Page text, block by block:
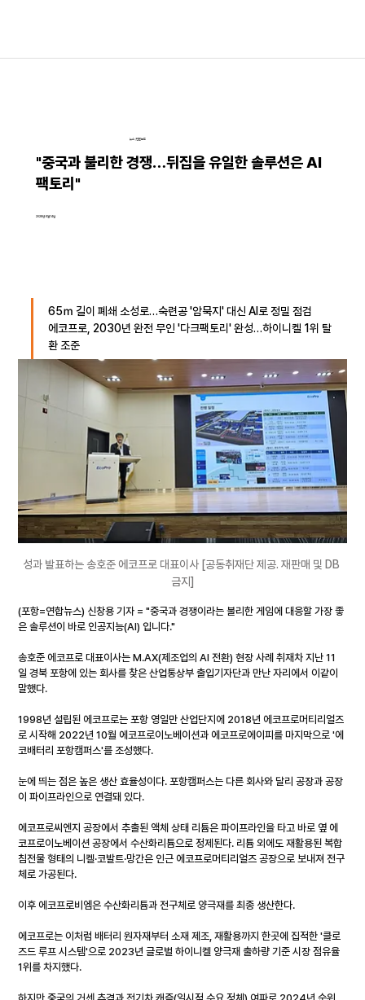
2026년 6월 14일
"중국과 불리한 경쟁…뒤집을 유일한 솔루션은 AI
팩토리"
뉴스│언론보도
65ｍ 길이 폐쇄 소성로…숙련공 '암묵지' 대신 AI로 정밀 점검
에코프로, 2030년 완전 무인 '다크팩토리' 완성…하이니켈 1위 탈
환 조준
성과 발표하는 송호준 에코프로 대표이사 [공동취재단 제공. 재판매 및 DB
금지]
(포항=연합뉴스) 신창용 기자 = "중국과 경쟁이라는 불리한 게임에 대응할 가장 좋
은 솔루션이 바로 인공지능(AI) 입니다."
송호준 에코프로 대표이사는 M.AX(제조업의 AI 전환) 현장 사례 취재차 지난 11
일 경북 포항에 있는 회사를 찾은 산업통상부 출입기자단과 만난 자리에서 이같이
말했다.
1998년 설립된 에코프로는 포항 영일만 산업단지에 2018년 에코프로머티리얼즈
로 시작해 2022년 10월 에코프로이노베이션과 에코프로에이피를 마지막으로 '에
코배터리 포항캠퍼스'를 조성했다.
눈에 띄는 점은 높은 생산 효율성이다. 포항캠퍼스는 다른 회사와 달리 공장과 공장
이 파이프라인으로 연결돼 있다.
에코프로씨엔지 공장에서 추출된 액체 상태 리튬은 파이프라인을 타고 바로 옆 에
코프로이노베이션 공장에서 수산화리튬으로 정제된다. 리튬 외에도 재활용된 복합
침전물 형태의 니켈·코발트·망간은 인근 에코프로머티리얼즈 공장으로 보내져 전구
체로 가공된다.
이후 에코프로비엠은 수산화리튬과 전구체로 양극재를 최종 생산한다.
에코프로는 이처럼 배터리 원자재부터 소재 제조, 재활용까지 한곳에 집적한 '클로
즈드 루프 시스템'으로 2023년 글로벌 하이니켈 양극재 출하량 기준 시장 점유율
1위를 차지했다.